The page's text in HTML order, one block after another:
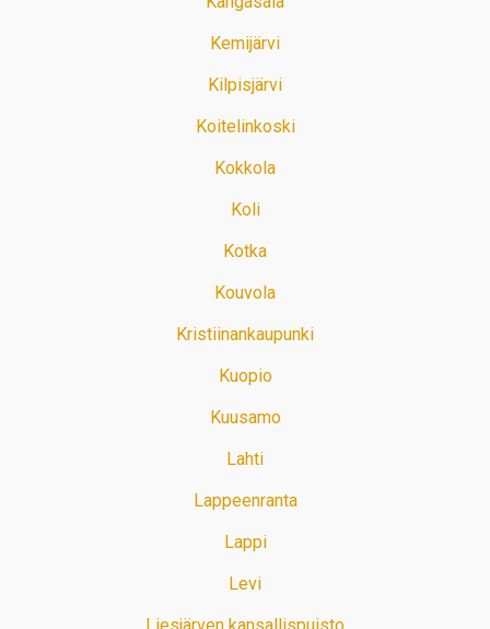
Kemijärvi
Kilpisjärvi
Koitelinkoski
Kokkola
Koli
Kotka
Kouvola
Kristiinankaupunki
Kuopio
Kuusamo
Lahti
Lappeenranta
Lappi
Levi